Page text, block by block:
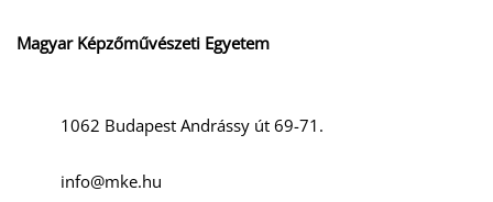
Magyar Képzőművészeti Egyetem
1062 Budapest Andrássy út 69-71.
info@mke.hu